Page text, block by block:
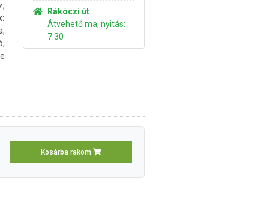
Rákóczi út
Átvehető ma, nyitás:
7:30
Kosárba rakom